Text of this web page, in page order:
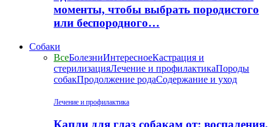
моменты, чтобы выбрать породистого
или беспородного…
Собаки
ВсеБолезниИнтересноеКастрация и
стерилизацияЛечение и профилактикаПороды
собакПродолжение родаСодержание и уход
Лечение и профилактика
Капли для глаз собакам от: воспаления,